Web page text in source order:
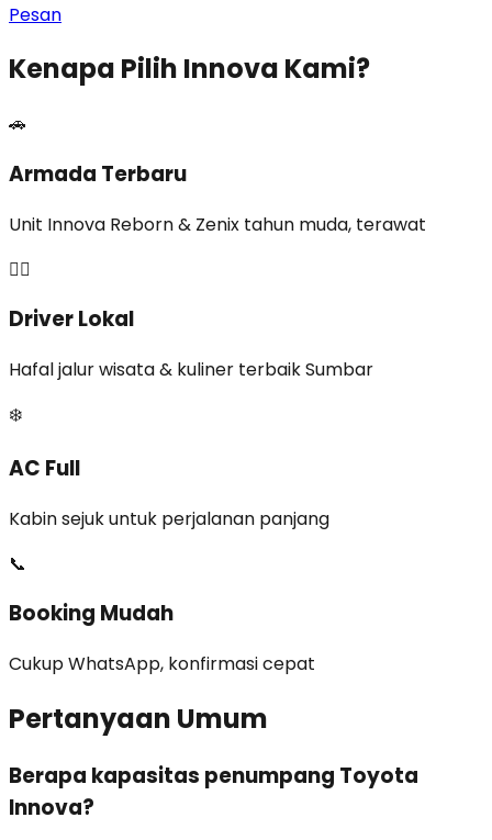
Pesan
Kenapa Pilih Innova Kami?
🚗
Armada Terbaru
Unit Innova Reborn & Zenix tahun muda, terawat
👨‍✈️
Driver Lokal
Hafal jalur wisata & kuliner terbaik Sumbar
❄️
AC Full
Kabin sejuk untuk perjalanan panjang
📞
Booking Mudah
Cukup WhatsApp, konfirmasi cepat
Pertanyaan Umum
Berapa kapasitas penumpang Toyota
Innova?